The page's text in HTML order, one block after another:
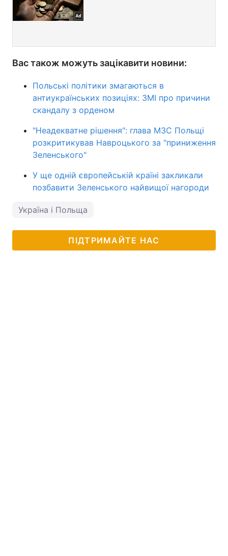
Вас також можуть зацікавити новини:
Польські політики змагаються в
антиукраїнських позиціях: ЗМІ про причини
скандалу з орденом
"Неадекватне рішення": глава МЗС Польщі
розкритикував Навроцького за "приниження
Зеленського"
У ще одній європейській країні закликали
позбавити Зеленського найвищої нагороди
Україна і Польща
ПІДТРИМАЙТЕ НАС